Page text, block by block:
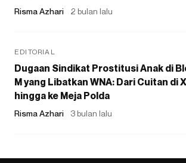
Risma Azhari 2 bulan lalu
EDITORIAL
Dugaan Sindikat Prostitusi Anak di
M yang Libatkan WNA: Dari Cuitan di X
hingga ke Meja Polda
Risma Azhari 3 bulan lalu